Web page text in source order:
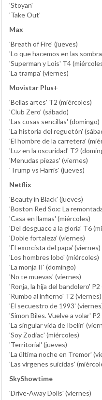
'Stoyan'
'Take Out'
Max
'Breath of Fire' (jueves)
'Lo que hacemos en las
'Superman y Lois' T4
'La trampa' (viernes)
Movistar Plus+
'Bellas artes' T2 (miércoles)
'Club Zero' (sábado)
'Las cosas sencillas' (domingo)
'La historia del reguetón'
'El hombre de la carretera'
'Luz en la oscuridad' T2
'Menudas piezas' (viernes)
'Trump vs Harris' (jueves)
Netflix
'Beauty in Black' (jueves)
'Boston Red Sox: La
'Casa en llamas' (miércoles)
'Del desguace a la gloria' T6
'Doble fortaleza' (viernes)
'El exorcista del papa' (viernes)
'Los hombres lobo' (miércoles)
'La monja II' (domingo)
'No te muevas' (viernes)
'Ronja, la hija del bandolero' P2
'Rumbo al infierno' T2 (viernes)
'El secuestro de 1993'
'Simon Biles. Vuelve a volar'
'La singular vida de Ibelin'
'Soy Zodiac' (miércoles)
'Territorial' (jueves)
'La última noche en Tremor'
'Las vírgenes suicidas'
SkyShowtime
'Drive-Away Dolls' (viernes)